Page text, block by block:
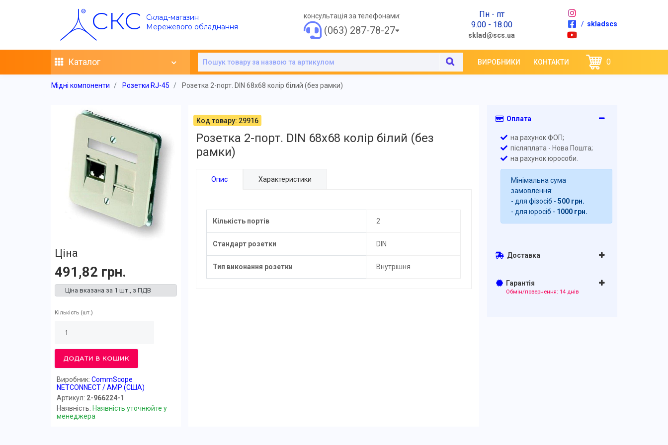
СКС
Склад-магазин
Мережевого обладнання
консультація за телефонами:
(063) 287-78-27
Пн - пт
9.00 - 18.00
sklad@scs.ua
/ skladscs
Каталог ВИРОБНИКИ КОНТАКТИ 0
Мідні компоненти Розетки RJ-45 Розетка 2-порт. DIN 68x68 колір білий (без рамки)
Ціна
491,82 грн.
Ціна вказана за 1 шт., з ПДВ
Кількість (шт.)
ДОДАТИ В КОШИК
Виробник: CommScope
NETCONNECT / AMP (США)
Артикул: 2-966224-1
Наявність: Наявність уточнюйте у
менеджера
Код товару: 29916
Розетка 2-порт. DIN 68x68 колір білий (без
рамки)
Опис Характеристики
Кількість портів 2
Стандарт розетки DIN
Тип виконання розетки Внутрішня
Оплата
на рахунок ФОП;
післяплата - Нова Пошта;
на рахунок юрособи.
Мінімальна сума
замовлення:
- для фізосіб - 500 грн.
- для юросіб - 1000 грн.
Доставка
Гарантія
Обмін/повернення: 14 днів